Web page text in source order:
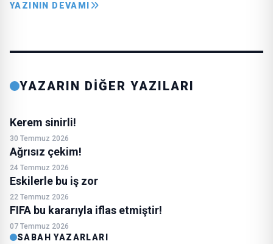
YAZININ DEVAMI
YAZARIN DİĞER YAZILARI
Kerem sinirli!
30 Temmuz 2026
Ağrısız çekim!
24 Temmuz 2026
Eskilerle bu iş zor
22 Temmuz 2026
FIFA bu kararıyla iflas etmiştir!
07 Temmuz 2026
SABAH YAZARLARI